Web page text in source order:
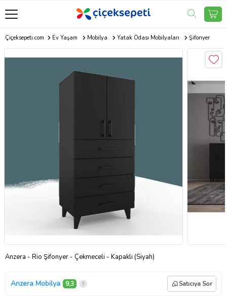
Çiçeksepeti.com Ev Yaşam Mobilya Yatak Odası Mobilyaları Şifonyer
Anzera - Rio Şifonyer - Çekmeceli - Kapaklı (Siyah)
Anzera Mobilya 9,3 Satıcıya Sor